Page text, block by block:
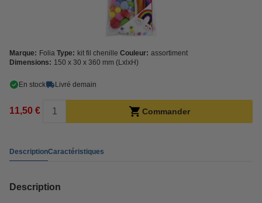
Marque: Folia Type: kit fil chenille Couleur: assortiment
Dimensions: 150 x 30 x 360 mm (LxlxH)
En stock Livré demain
11,50 € Commander
DescriptionCaractéristiques
Description